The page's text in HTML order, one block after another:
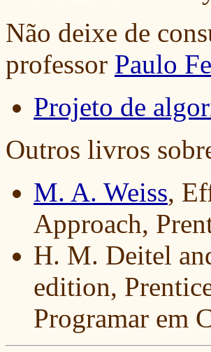
Não deixe de
professor Paulo
Projeto de
Outros livros
M. A. Weiss,
Approach,
H. M. Deitel
edition,
Programar em